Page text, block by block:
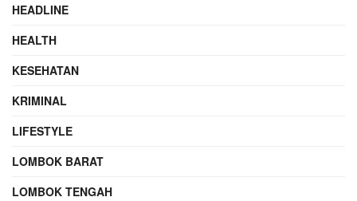
HEADLINE
HEALTH
KESEHATAN
KRIMINAL
LIFESTYLE
LOMBOK BARAT
LOMBOK TENGAH